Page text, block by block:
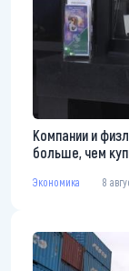
Компании и
больше, чем
Экономика 8